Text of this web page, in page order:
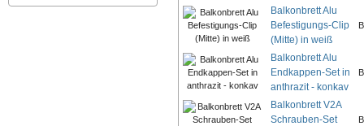
Balkonbrett Alu
Befestigungs-Clip
(Mitte) in weiß
Balkonbrett Alu
Endkappen-Set in
anthrazit - konkav
Balkonbrett V2A
Schrauben-Set